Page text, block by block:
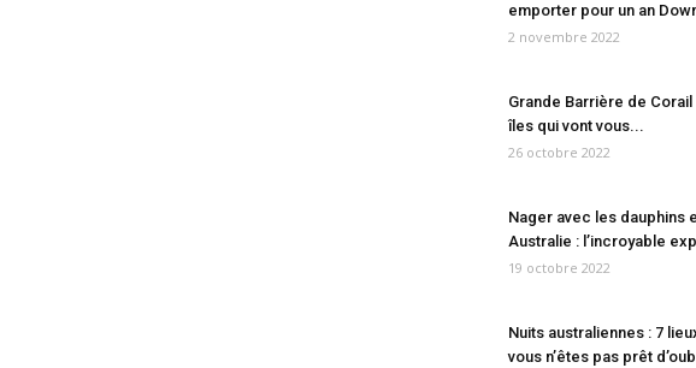
emporter pour un an
2 novembre 2022
Grande Barrière de Corail
îles qui vont vous...
26 octobre 2022
Nager avec les dauphins
Australie : l’incroyable
19 octobre 2022
Nuits australiennes : 7
vous n’êtes pas prêt